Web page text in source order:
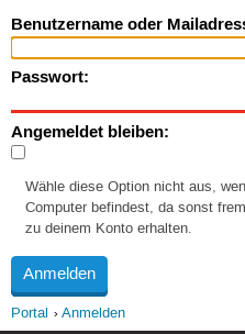
Benutzername oder
Passwort:
Angemeldet bleiben:
Wähle diese Option nicht aus,
Computer befindest, da sonst
zu deinem Konto erhalten.
Portal Anmelden